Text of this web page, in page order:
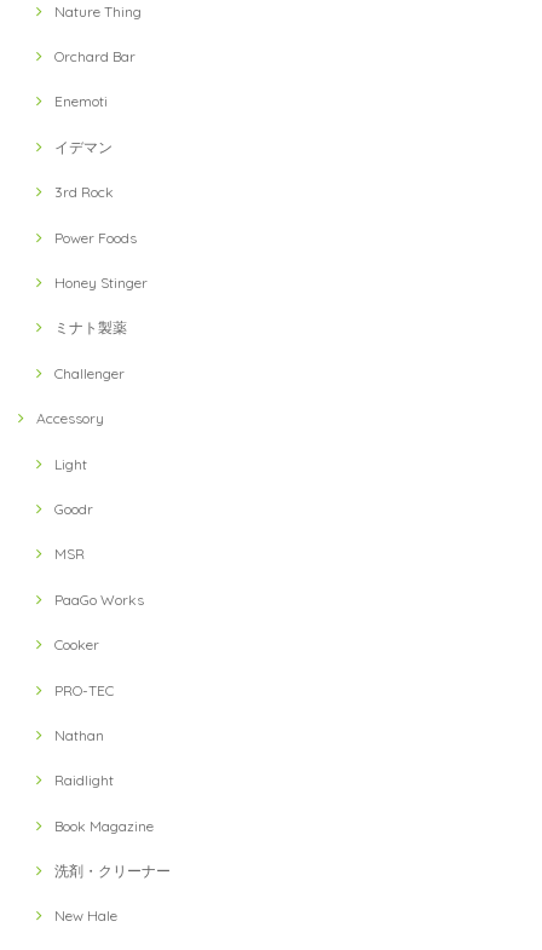
Nature Thing
Orchard Bar
Enemoti
イデマン
3rd Rock
Power Foods
Honey Stinger
ミナト製薬
Challenger
Accessory
Light
Goodr
MSR
PaaGo Works
Cooker
PRO-TEC
Nathan
Raidlight
Book Magazine
洗剤・クリーナー
New Hale